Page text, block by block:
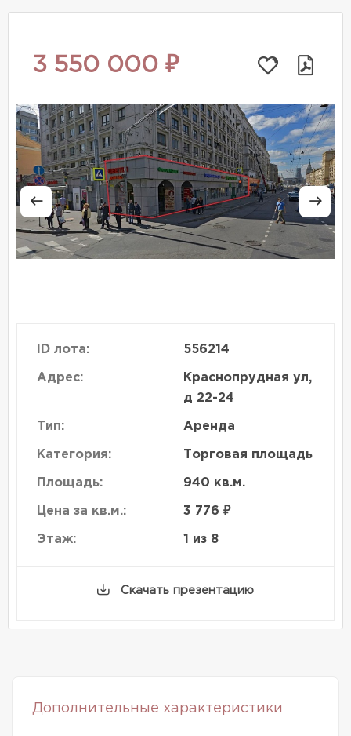
3 550 000 ₽
ID лота: 556214
Адрес:
Краснопрудная ул,
д 22-24
Тип: Аренда
Категория: Торговая площадь
Площадь: 940 кв.м.
Цена за кв.м.: 3 776 ₽
Этаж: 1 из 8
Скачать презентацию
Дополнительные характеристики